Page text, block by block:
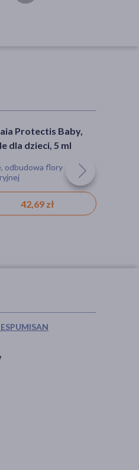
Protectis Baby,
dla dzieci, 5 ml
odbudowa flory
42,69 zł